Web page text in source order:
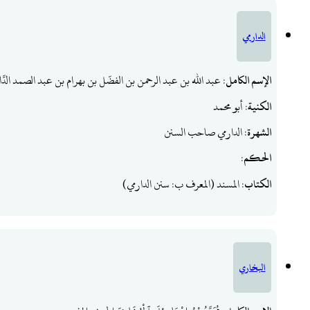
الدارمي
الإسم الكامل: عبد الله بن عبد الرحمن بن الفضّل بن بهرام بن عبد الصمد
الكنية: أبو محمد
الشهرة: الدارمي صاحب السنن
الحكم:
الكتاب: المسند (المعرف ب: سنن الدارمي)
البخاري